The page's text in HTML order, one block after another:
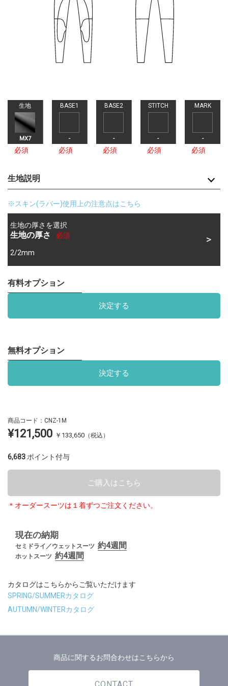
生地
MX7
必須
BASE1
-
必須
BASE2
-
必須
STITCH
-
必須
MARK
-
必須
生地説明
※スキン(ラバー)使用上の注意点はこちら
生地の厚さを選択
生地の厚さ 必須
2/2mm
有料オプション
決定する
無料オプション
決定する
商品コード： CNZ-1M
¥121,500 ￥ 133,650 （税込）
6,683ポイント付与
ご購入はこちら
＊オーダースーツは１着ずつご注文ください。
現在の納期
セミドライ／ウェットスーツ 約4週間
ホットスーツ 約4週間
カタログはこちらからご覧いただけます
SPRING/SUMMERカタログ
AUTUMN/WINTERカタログ
商品に関するお問合わせはこちらから